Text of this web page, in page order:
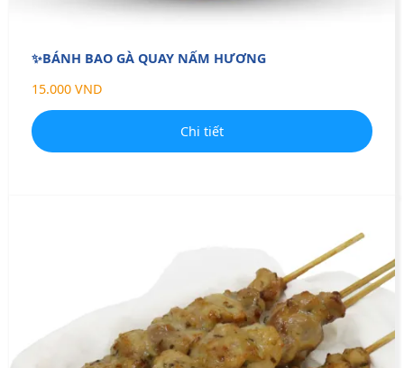
✨BÁNH BAO GÀ QUAY NẤM HƯƠNG
15.000 VND
Chi tiết